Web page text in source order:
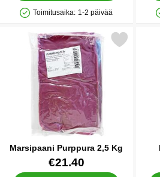
Saatavuus: Varastossa
Toimitusaika: 1-2 päivää
Marsipaani Purppura 2,5 Kg
Tuote.nro 26608€21.40
Merkitse marsipaani Purppura